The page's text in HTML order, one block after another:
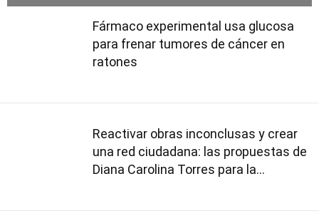
Fármaco experimental usa glucosa
para frenar tumores de cáncer en
ratones
Reactivar obras inconclusas y crear
una red ciudadana: las propuestas de
Diana Carolina Torres para la